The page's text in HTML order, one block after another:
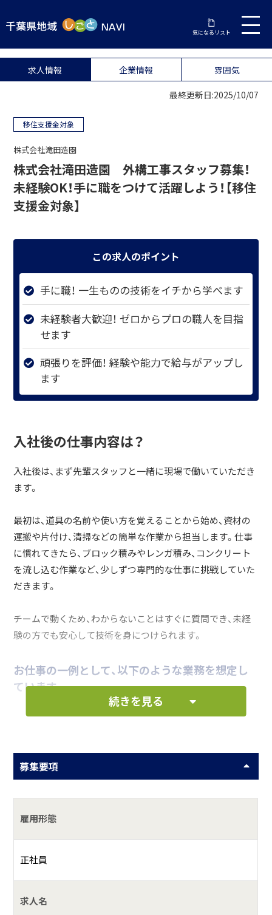
気になるリスト
求人情報 企業情報 雰囲気
最終更新日:2025/10/07
移住支援金対象
株式会社滝田造園
株式会社滝田造園 外構工事スタッフ募集！
未経験OK！手に職をつけて活躍しよう！【移住
支援金対象】
この求人のポイント
手に職！ 一生ものの技術をイチから学べます
未経験者大歓迎！ ゼロからプロの職人を目指
せます
頑張りを評価！ 経験や能力で給与がアップし
ます
入社後の仕事内容は？
入社後は、まず先輩スタッフと一緒に現場で働いていただき
ます。
最初は、道具の名前や使い方を覚えることから始め、資材の
運搬や片付け、清掃などの簡単な作業から担当します。仕事
に慣れてきたら、ブロック積みやレンガ積み、コンクリート
を流し込む作業など、少しずつ専門的な仕事に挑戦していた
だきます。
チームで動くため、わからないことはすぐに質問でき、未経
験の方でも安心して技術を身につけられます。
お仕事の一例として、以下のような業務を想定し
ています。
ブロック・レンガ積み
その他付随する業務
何をしている会社？
工事を手がけている会社です。
続きを見る
募集要項
雇用形態
正社員
求人名